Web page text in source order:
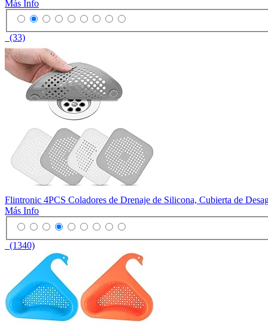
Más Info
(33)
Flintronic 4PCS Coladores de Drenaje de Silicona, Cubierta de
Más Info
(1340)